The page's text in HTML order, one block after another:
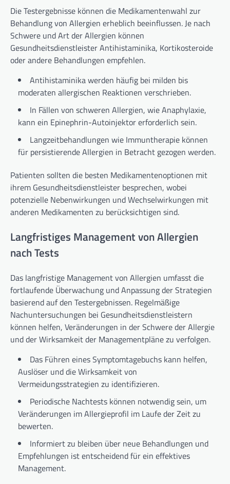
Die Testergebnisse können die Medikamentenwahl zur
Behandlung von Allergien erheblich beeinflussen. Je nach
Schwere und Art der Allergien können
Gesundheitsdienstleister Antihistaminika, Kortikosteroide
oder andere Behandlungen empfehlen.
Antihistaminika werden häufig bei milden bis
moderaten allergischen Reaktionen verschrieben.
In Fällen von schweren Allergien, wie Anaphylaxie,
kann ein Epinephrin-Autoinjektor erforderlich sein.
Langzeitbehandlungen wie Immuntherapie können
für persistierende Allergien in Betracht gezogen werden.
Patienten sollten die besten Medikamentenoptionen mit
ihrem Gesundheitsdienstleister besprechen, wobei
potenzielle Nebenwirkungen und Wechselwirkungen mit
anderen Medikamenten zu berücksichtigen sind.
Langfristiges Management von Allergien
nach Tests
Das langfristige Management von Allergien umfasst die
fortlaufende Überwachung und Anpassung der Strategien
basierend auf den Testergebnissen. Regelmäßige
Nachuntersuchungen bei Gesundheitsdienstleistern
können helfen, Veränderungen in der Schwere der Allergie
und der Wirksamkeit der Managementpläne zu verfolgen.
Das Führen eines Symptomtagebuchs kann helfen,
Auslöser und die Wirksamkeit von
Vermeidungsstrategien zu identifizieren.
Periodische Nachtests können notwendig sein, um
Veränderungen im Allergieprofil im Laufe der Zeit zu
bewerten.
Informiert zu bleiben über neue Behandlungen und
Empfehlungen ist entscheidend für ein effektives
Management.